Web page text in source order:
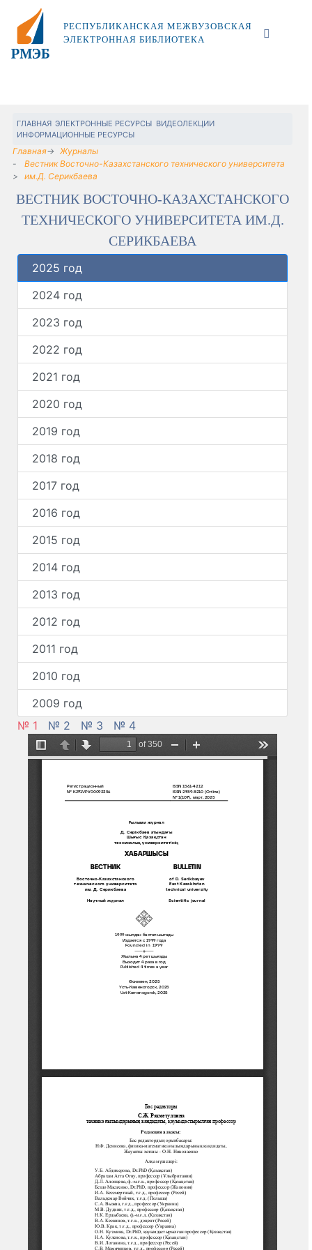
РЕСПУБЛИКАНСКАЯ МЕЖВУЗОВСКАЯ
ЭЛЕКТРОННАЯ БИБЛИОТЕКА
ГЛАВНАЯ ЭЛЕКТРОННЫЕ РЕСУРСЫ ВИДЕОЛЕКЦИИ
ИНФОРМАЦИОННЫЕ РЕСУРСЫ
Главная
Журналы
Вестник Восточно-Казахстанского технического университета
им.Д. Серикбаева
ВЕСТНИК ВОСТОЧНО-КАЗАХСТАНСКОГО
ТЕХНИЧЕСКОГО УНИВЕРСИТЕТА ИМ.Д.
СЕРИКБАЕВА
2025 год
2024 год
2023 год
2022 год
2021 год
2020 год
2019 год
2018 год
2017 год
2016 год
2015 год
2014 год
2013 год
2012 год
2011 год
2010 год
2009 год
№ 1
№ 2 № 3 № 4